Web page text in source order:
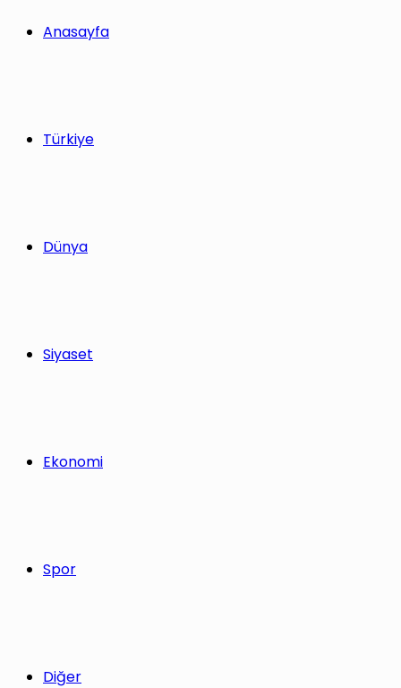
Anasayfa
Türkiye
Dünya
Siyaset
Ekonomi
Spor
Diğer